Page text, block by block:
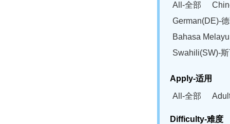
All-全部
German(DE)-
Bahasa
Swahili(SW)-
Apply-适用
All-全部
Difficulty-难度